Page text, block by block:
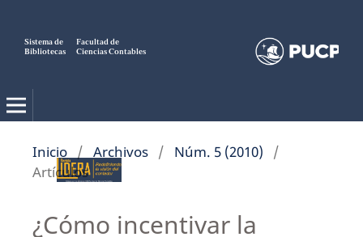
Sistema de
Bibliotecas
Facultad de
Ciencias Contables
Inicio / Archivos / Núm. 5 (2010)
/
Artículos
¿Cómo incentivar la